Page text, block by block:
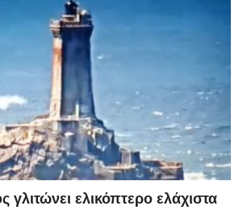
γλιτώνει ελικόπτερο ελάχιστα